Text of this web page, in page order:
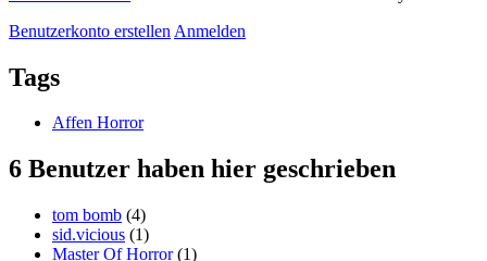
Benutzerkonto erstellen Anmelden
Tags
Affen Horror
6 Benutzer haben hier geschrieben
tom bomb (4)
sid.vicious (1)
Master Of Horror(1)